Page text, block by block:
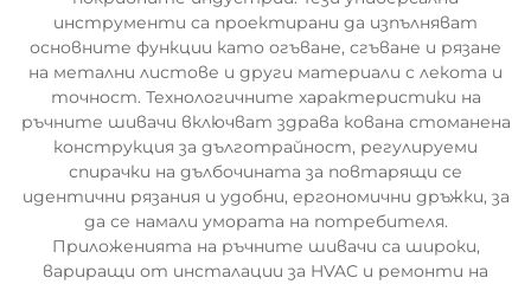
инструменти са проектирани да изпълняват
основните функции като огъване, сгъване и рязане
на метални листове и други материали с лекота и
точност. Технологичните характеристики на
ръчните шивачи включват здрава кована стоманена
конструкция за дълготрайност, регулируеми
спирачки на дълбочината за повтарящи се
идентични рязания и удобни, ергономични дръжки, за
да се намали умората на потребителя.
Приложенията на ръчните шивачи са широки,
вариращи от инсталации за HVAC и ремонти на